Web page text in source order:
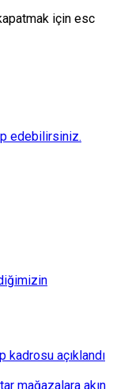
için esc
edebilirsiniz.
kadrosu açıklandı
mağazalara akın